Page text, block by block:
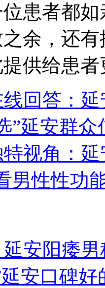
患者都
余，还
供给患
回答：
”延安群
视角：
男性性功
安阳痿
安口碑好